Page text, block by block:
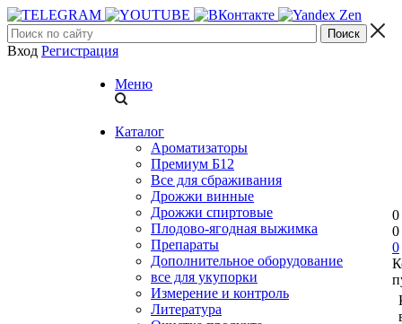
Вход Регистрация
Меню
Каталог
Ароматизаторы
Премиум Б12
Все для сбраживания
Дрожжи винные
Дрожжи спиртовые
Плодово-ягодная выжимка
Препараты
Дополнительное оборудование
все для укупорки
Измерение и контроль
Литература
0
0
0